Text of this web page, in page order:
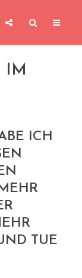
IM
ICH
K
E
I
A
Z
TUE M